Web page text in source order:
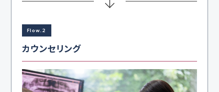
Flow.2
カウンセリング